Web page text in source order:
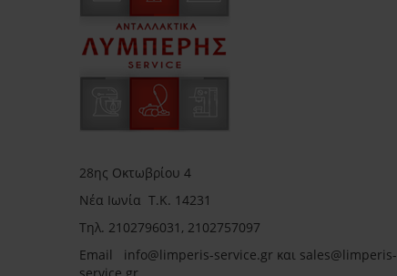
28ης Οκτωβρίου 4
Νέα Ιωνία Τ.Κ. 14231
Τηλ. 2102796031, 2102757097
Email info@limperis-service.gr και sales@limperis-
service.gr